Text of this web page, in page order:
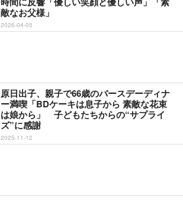
敵なお父様」
2026-04-05
原日出子、親子で66歳のバースデーディナ
ー満喫「BDケーキは息子から 素敵な花束
は娘から」 子どもたちからの“サプライ
ズ”に感謝
2025-11-12